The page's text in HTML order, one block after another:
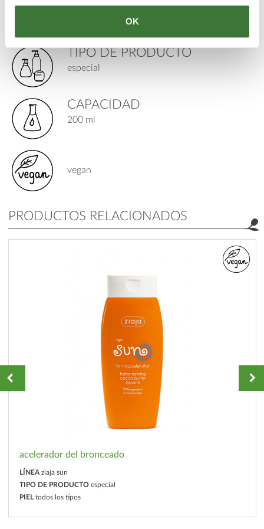
OK
TIPO DE PRODUCTO
especial
CAPACIDAD
200 ml
vegan
PRODUCTOS RELACIONADOS
acelerador del bronceado
LÍNEA ziaja sun
TIPO DE PRODUCTO especial
PIEL todos los tipos